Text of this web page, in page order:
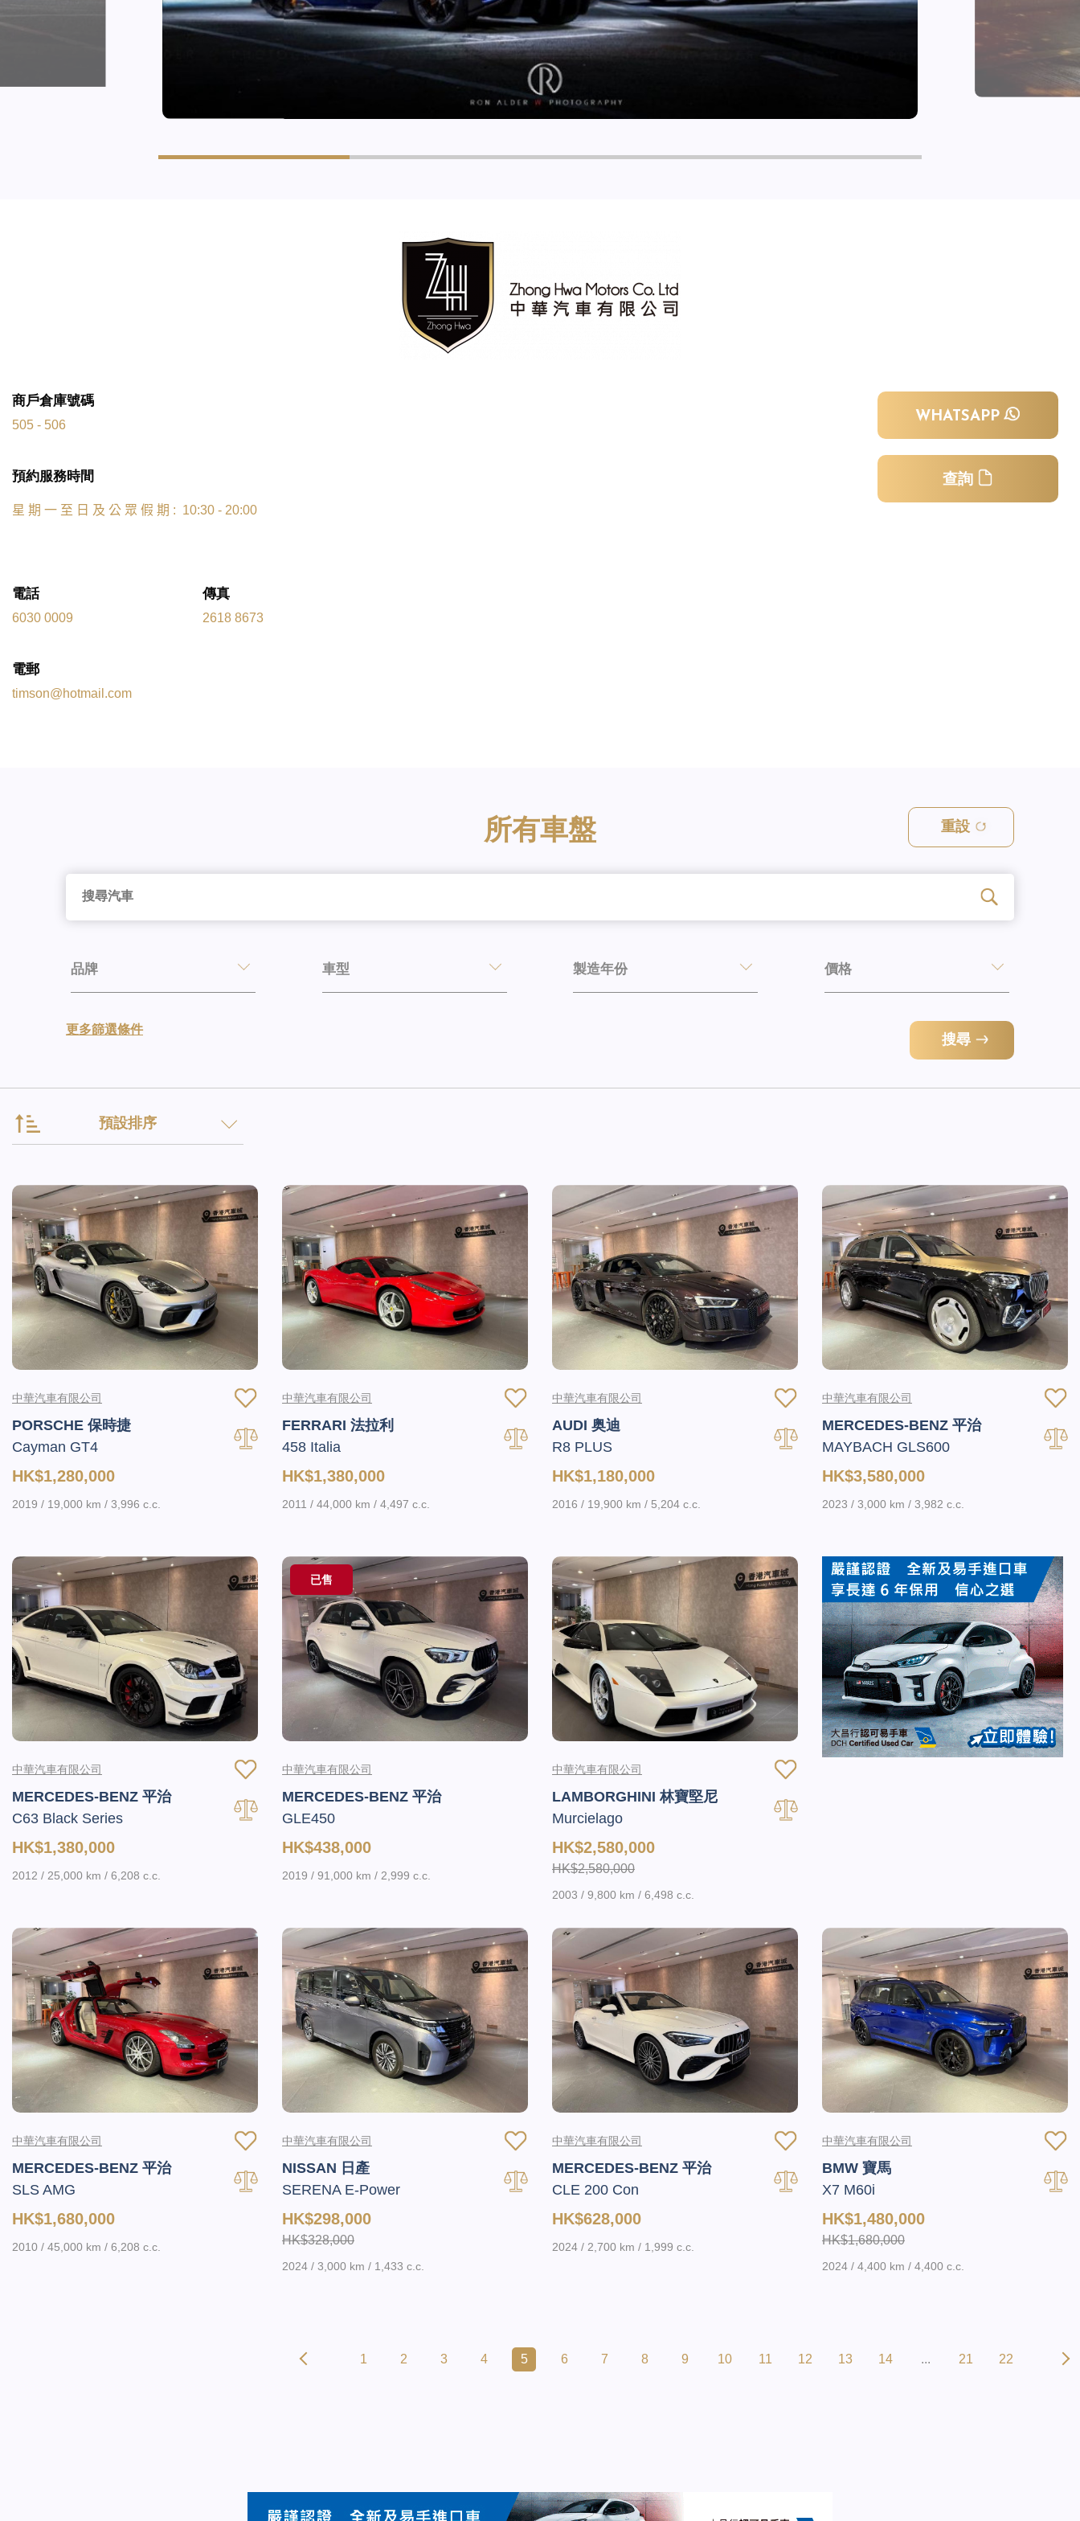
商戶倉庫號碼
505 - 506
預約服務時間
星 期 一 至 日 及 公 眾 假 期 : 10:30 - 20:00
電話
6030 0009
傳真
2618 8673
電郵
timson@hotmail.com
WHATSAPP
查詢
所有車盤 重設
品牌 車型 製造年份 價格
更多篩選條件
搜尋
預設排序
中華汽車有限公司
PORSCHE 保時捷
Cayman GT4
HK$1,280,000
2019 / 19,000 km / 3,996 c.c.
中華汽車有限公司
FERRARI 法拉利
458 Italia
HK$1,380,000
2011 / 44,000 km / 4,497 c.c.
中華汽車有限公司
AUDI 奥迪
R8 PLUS
HK$1,180,000
2016 / 19,900 km / 5,204 c.c.
中華汽車有限公司
MERCEDES-BENZ 平治
MAYBACH GLS600
HK$3,580,000
2023 / 3,000 km / 3,982 c.c.
中華汽車有限公司
MERCEDES-BENZ 平治
C63 Black Series
HK$1,380,000
2012 / 25,000 km / 6,208 c.c.
已售
中華汽車有限公司
MERCEDES-BENZ 平治
GLE450
HK$438,000
2019 / 91,000 km / 2,999 c.c.
中華汽車有限公司
LAMBORGHINI 林寶堅尼
Murcielago
HK$2,580,000
HK$2,580,000
2003 / 9,800 km / 6,498 c.c.
中華汽車有限公司
MERCEDES-BENZ 平治
SLS AMG
HK$1,680,000
2010 / 45,000 km / 6,208 c.c.
中華汽車有限公司
NISSAN 日產
SERENA E-Power
HK$298,000
HK$328,000
2024 / 3,000 km / 1,433 c.c.
中華汽車有限公司
MERCEDES-BENZ 平治
CLE 200 Con
HK$628,000
2024 / 2,700 km / 1,999 c.c.
中華汽車有限公司
BMW 寶馬
X7 M60i
HK$1,480,000
HK$1,680,000
2024 / 4,400 km / 4,400 c.c.
1 2 3 4 5 6 7 8 9 10 11 12 13 14 ... 21 22